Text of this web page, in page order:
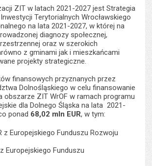
ZIT w latach 2021-2027 jest Strategia
Terytorialnych Wrocławskiego
na lata 2021-2027, w której na
diagnozy społecznej,
oraz w szerokich
z gminami jak i mieszkańcami
projekty strategiczne.
finansowych przyznanych przez
Dolnośląskiego w celu finansowanie
obszarze ZIT WrOF w ramach programu
dla Dolnego Śląska na lata 2021-
ponad 68,02 mln EUR, w tym:
z Europejskiego Funduszu Rozwoju
Europejskiego Funduszu